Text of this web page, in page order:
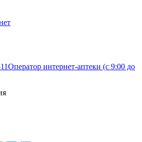
Оператор интернет-аптеки (с 9:00 до